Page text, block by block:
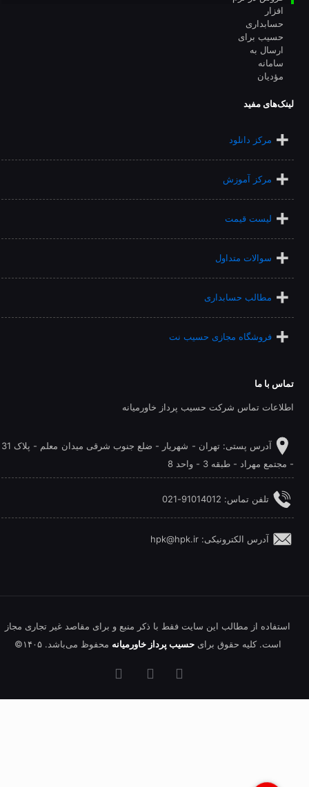
لینک‌های مفید
مرکز دانلود
مرکز آموزش
لیست قیمت
سوالات متداول
مطالب حسابداری
فروشگاه مجازی حسیب نت
تماس با ما
اطلاعات تماس شرکت حسیب پرداز خاورمیانه
آدرس پستی: تهران - شهريار - ضلع جنوب شرقی میدان معلم - پلاک 31
- مجتمع مهراد - طبقه 3 - واحد 8
تلفن‌ تماس: 91014012-021
آدرس الکترونیکی: hpk@hpk.ir
استفاده از مطالب این سایت فقط با ذکر منبع و برای مقاصد غیر تجاری مجاز
است. کلیه حقوق برایحسیب پرداز خاورمیانه محفوظ می‌باشد. ۱۴۰۵©